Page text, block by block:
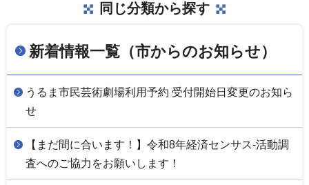
同じ分類から探す
新着情報一覧（市からのお知らせ）
うるま市民芸術劇場利用予約 受付開始日変更のお知ら
せ
【まだ間に合います！】令和8年経済センサス-活動調
査へのご協力をお願いします！